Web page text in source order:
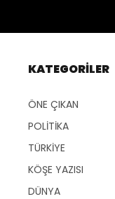
KATEGORİLER
ÖNE ÇIKAN
POLİTİKA
TÜRKİYE
KÖŞE YAZISI
DÜNYA